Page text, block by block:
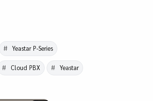
Yeastar P-Series
Cloud PBX Yeastar